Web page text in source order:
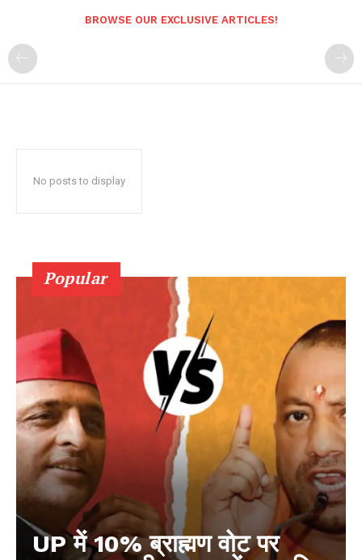
BROWSE OUR EXCLUSIVE ARTICLES!
No posts to display
Popular
UP में 10% ब्राह्मण वोट पर